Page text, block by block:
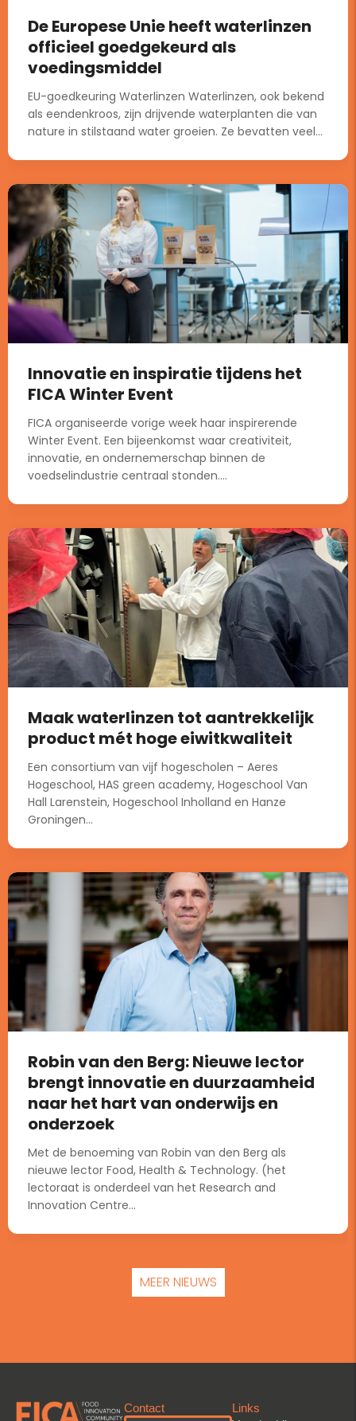
De Europese Unie heeft waterlinzen
officieel goedgekeurd als
voedingsmiddel
EU-goedkeuring Waterlinzen Waterlinzen, ook bekend
als eendenkroos, zijn drijvende waterplanten die van
nature in stilstaand water groeien. Ze bevatten veel...
Innovatie en inspiratie tijdens het
FICA Winter Event
FICA organiseerde vorige week haar inspirerende
Winter Event. Een bijeenkomst waar creativiteit,
innovatie, en ondernemerschap binnen de
voedselindustrie centraal stonden....
Maak waterlinzen tot aantrekkelijk
product mét hoge eiwitkwaliteit
Een consortium van vijf hogescholen – Aeres
Hogeschool, HAS green academy, Hogeschool Van
Hall Larenstein, Hogeschool Inholland en Hanze
Groningen...
Robin van den Berg: Nieuwe lector
brengt innovatie en duurzaamheid
naar het hart van onderwijs en
onderzoek
Met de benoeming van Robin van den Berg als
nieuwe lector Food, Health & Technology. (het
lectoraat is onderdeel van het Research and
Innovation Centre...
MEER NIEUWS
Contact
Links